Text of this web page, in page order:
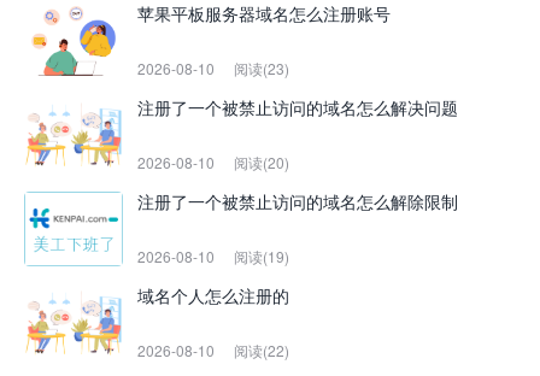
苹果平板服务器域名怎么注册账号
2026-08-10 阅读(23)
注册了一个被禁止访问的域名怎么解决问题
2026-08-10 阅读(20)
注册了一个被禁止访问的域名怎么解除限制
2026-08-10 阅读(19)
域名个人怎么注册的
2026-08-10 阅读(22)